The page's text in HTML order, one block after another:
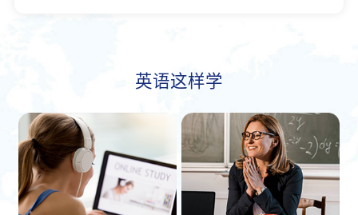
英语这样学